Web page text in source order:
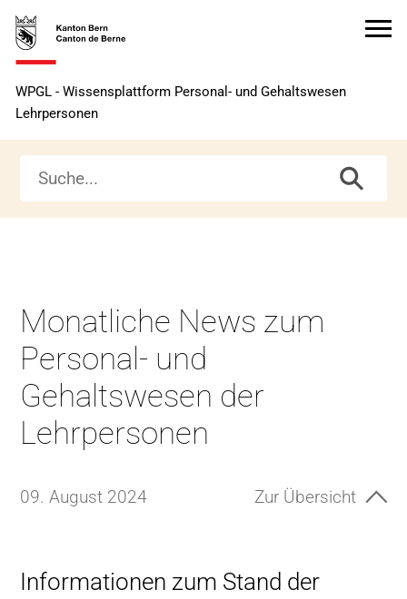
Zur
Startseite
Zur
Navigation
Zum
Hauptinhalt
Zum
Seitenende
Startseite
WPGL - Wissensplattform Personal- und Gehaltswesen
Lehrpersonen
Monatliche News zum
Personal- und
Gehaltswesen der
Lehrpersonen
09. August 2024 Zur Übersicht
Informationen zum Stand der